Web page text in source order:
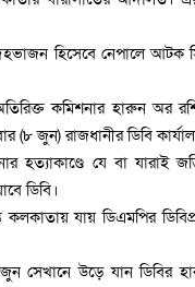
হিসেবে নেপালে আটক
কমিশনার হারুন অর
রাজধানীর ডিবি
যে বা যারাই
ডিবি।
যায় ডিএমপির
সেখানে উড়ে যান ডিবির